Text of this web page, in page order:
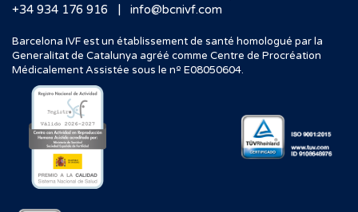
+34 934 176 916
| info@bcnivf.com
Barcelona IVF est un établissement de santé homologué par la
Generalitat de Catalunya agréé comme Centre de Procréation
Médicalement Assistée sous le nº E08050604.